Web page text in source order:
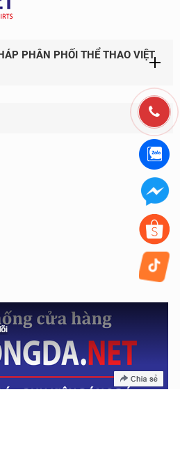
PHÂN PHỐI THỂ THAO VIỆT